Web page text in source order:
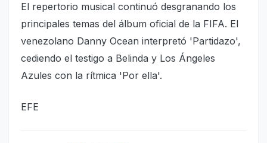
El repertorio musical continuó desgranando los
principales temas del álbum oficial de la FIFA. El
venezolano Danny Ocean interpretó 'Partidazo',
cediendo el testigo a Belinda y Los Ángeles
Azules con la rítmica 'Por ella'.
EFE